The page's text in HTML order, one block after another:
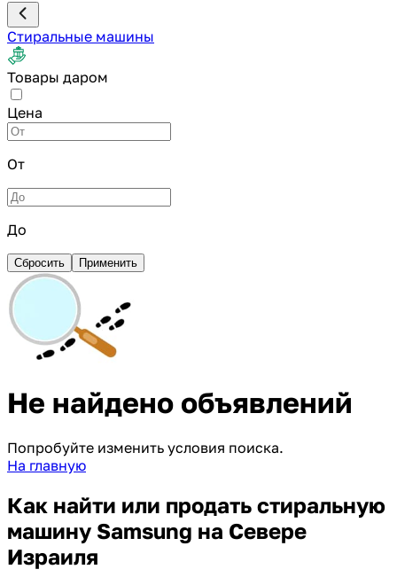
Стиральные машины
Товары даром
Цена
От
До
Сбросить Применить
Не найдено объявлений
Попробуйте изменить условия поиска.
На главную
Как найти или продать стиральную
машину Samsung на Севере
Израиля